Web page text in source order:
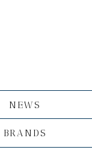
NEWS
BRANDS